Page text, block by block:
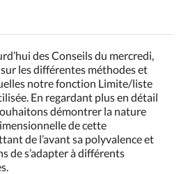
des Conseils du mercredi,
les différentes méthodes et
notre fonction Limite/liste
En regardant plus en détail
démontrer la nature
de cette
de l’avant sa polyvalence et
de s’adapter à différents